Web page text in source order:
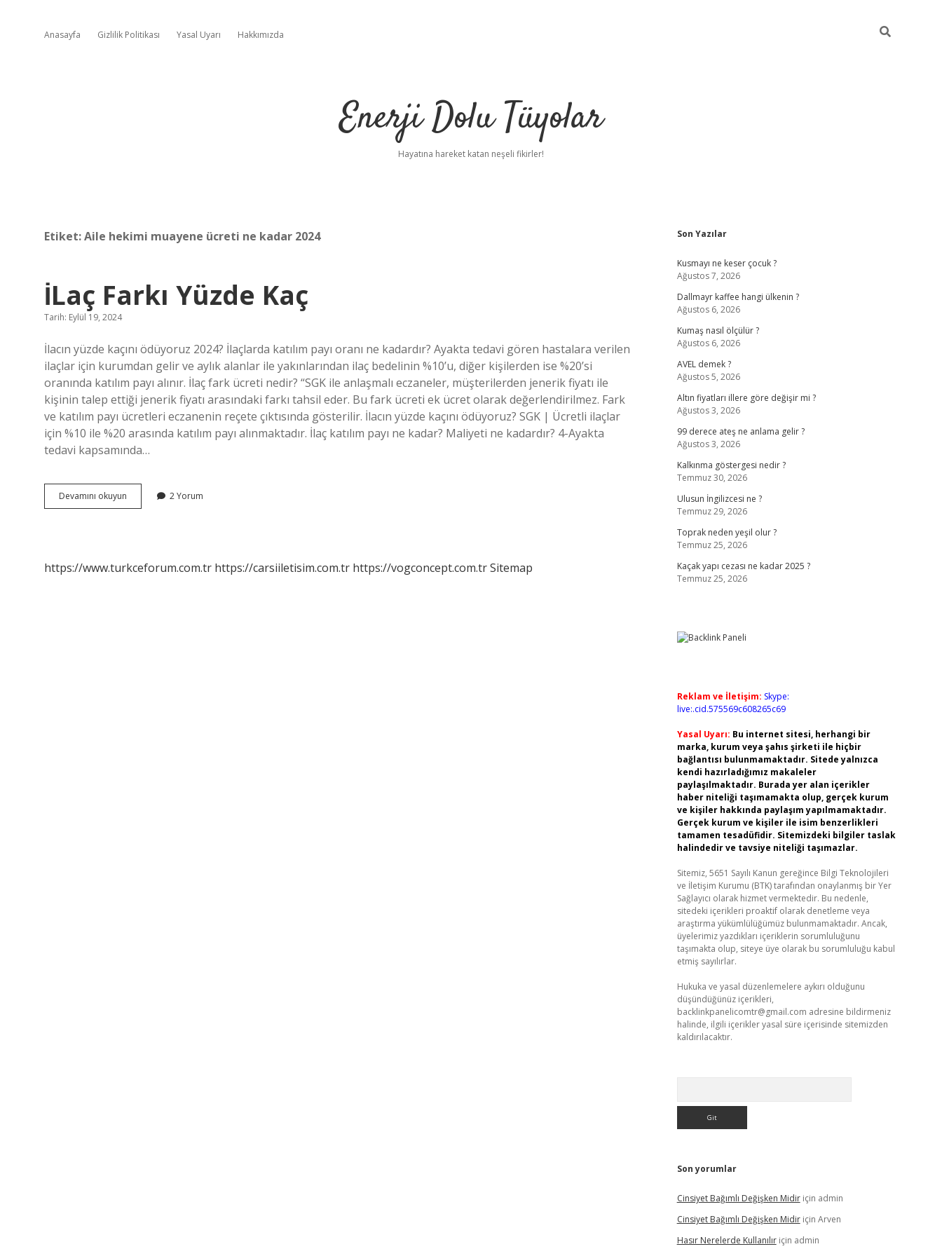
Anasayfa Gizlilik Politikası Yasal Uyarı Hakkımızda
Enerji Dolu Tüyolar
Hayatına hareket katan neşeli fikirler!
Etiket:Aile hekimi muayene ücreti ne kadar 2024
İLaç Farkı Yüzde Kaç
Tarih: Eylül 19, 2024
İlacın yüzde kaçını ödüyoruz 2024? İlaçlarda katılım payı oranı ne kadardır? Ayakta tedavi gören hastalara verilen
ilaçlar için kurumdan gelir ve aylık alanlar ile yakınlarından ilaç bedelinin %10’u, diğer kişilerden ise %20’si
oranında katılım payı alınır. İlaç fark ücreti nedir? “SGK ile anlaşmalı eczaneler, müşterilerden jenerik fiyatı ile
kişinin talep ettiği jenerik fiyatı arasındaki farkı tahsil eder. Bu fark ücreti ek ücret olarak değerlendirilmez. Fark
ve katılım payı ücretleri eczanenin reçete çıktısında gösterilir. İlacın yüzde kaçını ödüyoruz? SGK | Ücretli ilaçlar
için %10 ile %20 arasında katılım payı alınmaktadır. İlaç katılım payı ne kadar? Maliyeti ne kadardır? 4-Ayakta
tedavi kapsamında…
Devamını okuyun
Farkı
2 Yorum
https://www.turkceforum.com.tr https://carsiiletisim.com.tr https://vogconcept.com.trSitemap
Sidebar
Son Yazılar
Kusmayı ne keser çocuk ?
Ağustos 7, 2026
Dallmayr kaffee hangi ülkenin ?
Ağustos 6, 2026
Kumaş nasıl ölçülür ?
Ağustos 6, 2026
AVEL demek ?
Ağustos 5, 2026
Altın fiyatları illere göre değişir mi ?
Ağustos 3, 2026
99 derece ateş ne anlama gelir ?
Ağustos 3, 2026
Kalkınma göstergesi nedir ?
Temmuz 30, 2026
Ulusun İngilizcesi ne ?
Temmuz 29, 2026
Toprak neden yeşil olur ?
Temmuz 25, 2026
Kaçak yapı cezası ne kadar 2025 ?
Temmuz 25, 2026
Reklam ve İletişim: Skype:
live:.cid.575569c608265c69
Yasal Uyarı: Bu internet sitesi, herhangi bir
marka, kurum veya şahıs şirketi ile hiçbir
bağlantısı bulunmamaktadır. Sitede yalnızca
kendi hazırladığımız makaleler
paylaşılmaktadır. Burada yer alan içerikler
haber niteliği taşımamakta olup, gerçek kurum
ve kişiler hakkında paylaşım yapılmamaktadır.
Gerçek kurum ve kişiler ile isim benzerlikleri
tamamen tesadüfidir. Sitemizdeki bilgiler taslak
halindedir ve tavsiye niteliği taşımazlar.
Sitemiz, 5651 Sayılı Kanun gereğince Bilgi Teknolojileri
ve İletişim Kurumu (BTK) tarafından onaylanmış bir Yer
Sağlayıcı olarak hizmet vermektedir. Bu nedenle,
sitedeki içerikleri proaktif olarak denetleme veya
araştırma yükümlülüğümüz bulunmamaktadır. Ancak,
üyelerimiz yazdıkları içeriklerin sorumluluğunu
taşımakta olup, siteye üye olarak bu sorumluluğu kabul
etmiş sayılırlar.
Hukuka ve yasal düzenlemelere aykırı olduğunu
düşündüğünüz içerikleri,
backlinkpanelicomtr@gmail.com adresine bildirmeniz
halinde, ilgili içerikler yasal süre içerisinde sitemizden
kaldırılacaktır.
Son yorumlar
Cinsiyet Bağımlı Değişken Midiriçin admin
Cinsiyet Bağımlı Değişken Midiriçin Arven
Hasır Nerelerde Kullanılıriçin admin